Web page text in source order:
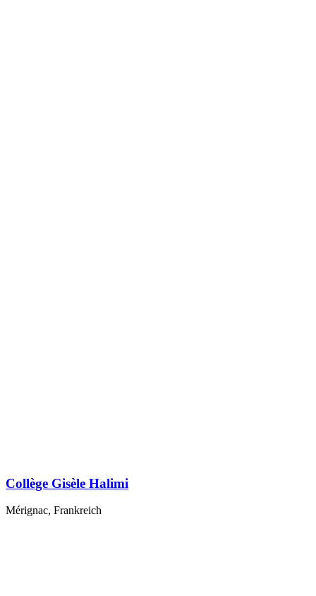
Collège Gisèle Halimi
Mérignac, Frankreich